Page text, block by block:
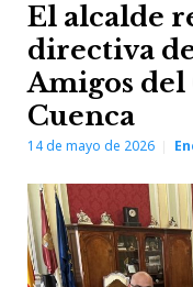
El alcalde
directiva
Amigos del
Cuenca
14 de mayo de 2026